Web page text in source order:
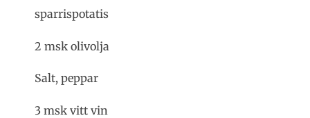
sparrispotatis
2 msk olivolja
Salt, peppar
3 msk vitt vin